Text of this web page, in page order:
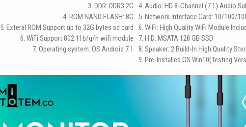
3. DDR: DDR3 2G
4. ROM NAND FLASH: 8G
5. Exteral ROM Support up to 32G bytes sd card
6. WiFi Support 802.11b/g/n wifi module
7. Operating system: OS Android 7.1
4. Audio: HD 8-Channel (7.1) Audio
5. Network Interface Card: 10/100/
6. WiFi: High Quality WiFi Module
7. H.D: MSATA 128 GB SSD
8. Speaker: 2 Build-In High Quality
9. Pre-Installed OS Win10(testing